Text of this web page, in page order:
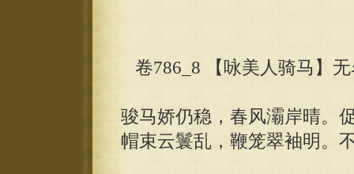
卷786_8 【咏美人骑马】
骏马娇仍稳，春风灞岸晴。
帽束云鬟乱，鞭笼翠袖明。